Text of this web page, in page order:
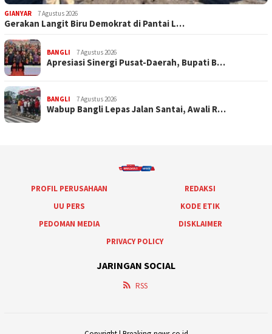
GIANYAR 7 Agustus 2026
Gerakan Langit Biru Demokrat di Pantai L…
BANGLI 7 Agustus 2026
Apresiasi Sinergi Pusat-Daerah, Bupati B…
BANGLI 7 Agustus 2026
Wabup Bangli Lepas Jalan Santai, Awali R…
PROFIL PERUSAHAAN
REDAKSI
UU PERS
KODE ETIK
PEDOMAN MEDIA
DISKLAIMER
PRIVACY POLICY
JARINGAN SOCIAL
RSS